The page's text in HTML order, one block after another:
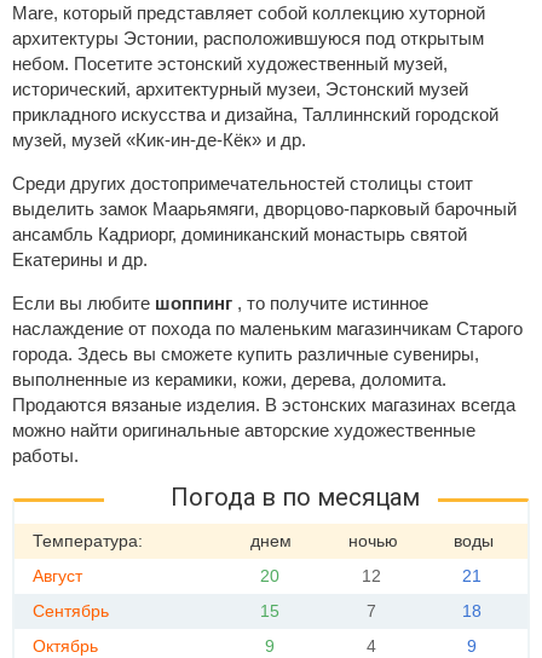
Mare, который представляет собой коллекцию хуторной
архитектуры Эстонии, расположившуюся под открытым
небом. Посетите эстонский художественный музей,
исторический, архитектурный музеи, Эстонский музей
прикладного искусства и дизайна, Таллиннский городской
музей, музей «Кик-ин-де-Кёк» и др.
Среди других достопримечательностей столицы стоит
выделить замок Маарьямяги, дворцово-парковый барочный
ансамбль Кадриорг, доминиканский монастырь святой
Екатерины и др.
Если вы любите шоппинг , то получите истинное
наслаждение от похода по маленьким магазинчикам Старого
города. Здесь вы сможете купить различные сувениры,
выполненные из керамики, кожи, дерева, доломита.
Продаются вязаные изделия. В эстонских магазинах всегда
можно найти оригинальные авторские художественные
работы.
Погода в по месяцам
Температура: днем ночью
воды
Август
20 12
21
Сентябрь
15 7
18
Октябрь
9 4
9